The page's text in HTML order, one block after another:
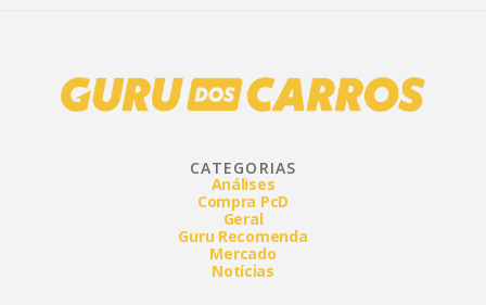
CATEGORIAS
Análises
Compra PcD
Geral
Guru Recomenda
Mercado
Notícias